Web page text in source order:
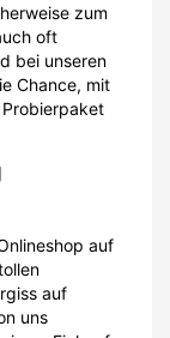
zum
oft
bei unseren
Chance, mit
auf
auf
uns